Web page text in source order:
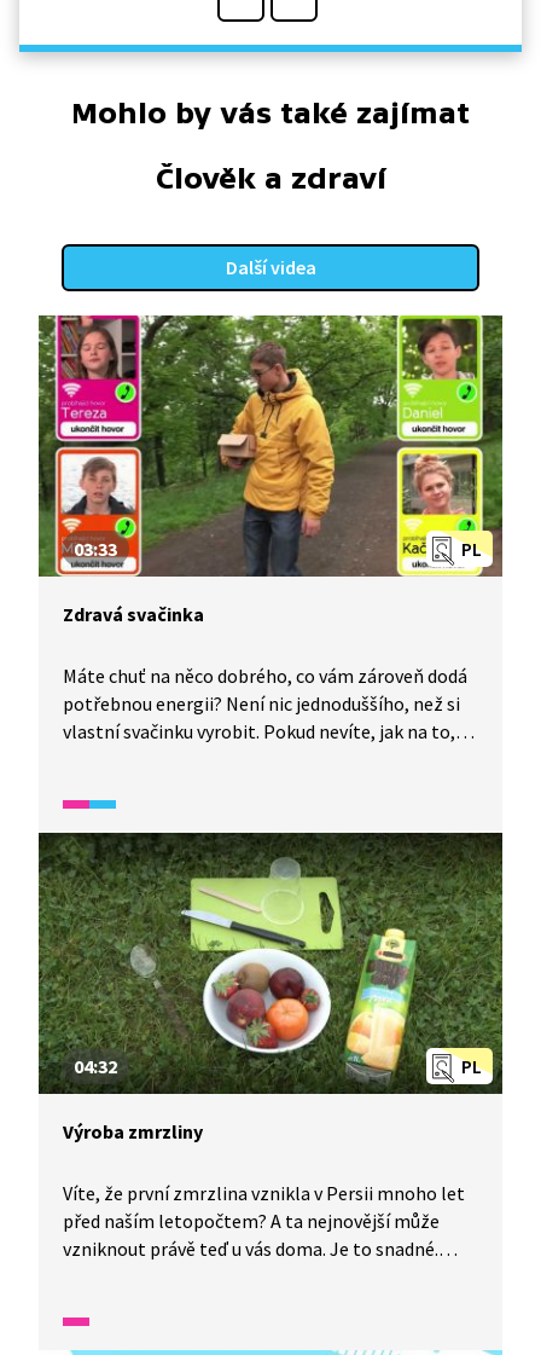
Mohlo by vás také zajímat
Člověk a zdraví
Další videa
PL
03:33
Zdravá svačinka
Máte chuť na něco dobrého, co vám zároveň dodá
potřebnou energii? Není nic jednoduššího, než si
vlastní svačinku vyrobit. Pokud nevíte, jak na to,
jako doplňková aktivita k výuce češtiny pro cizince.
Děti si procvičí slovní zásobu spojenou se zdravým
stravováním. Určeno pro mírně pokročilé žáky
mladšího i staršího školního věku.
PL
04:32
Výroba zmrzliny
Víte, že první zmrzlina vznikla v Persii mnoho let
před naším letopočtem? A ta nejnovější může
vzniknout právě teď u vás doma. Je to snadné.